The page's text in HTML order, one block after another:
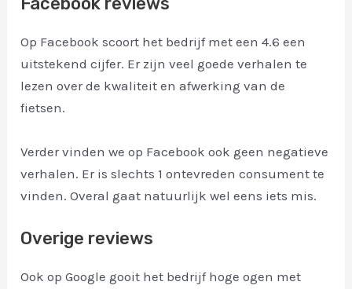
Op Facebook scoort het bedrijf met een 4.6 een
uitstekend cijfer. Er zijn veel goede verhalen te
lezen over de kwaliteit en afwerking van de
fietsen.
Verder vinden we op Facebook ook geen negatieve
verhalen. Er is slechts 1 ontevreden consument te
vinden. Overal gaat natuurlijk wel eens iets mis.
Overige reviews
Ook op Google gooit het bedrijf hoge ogen met